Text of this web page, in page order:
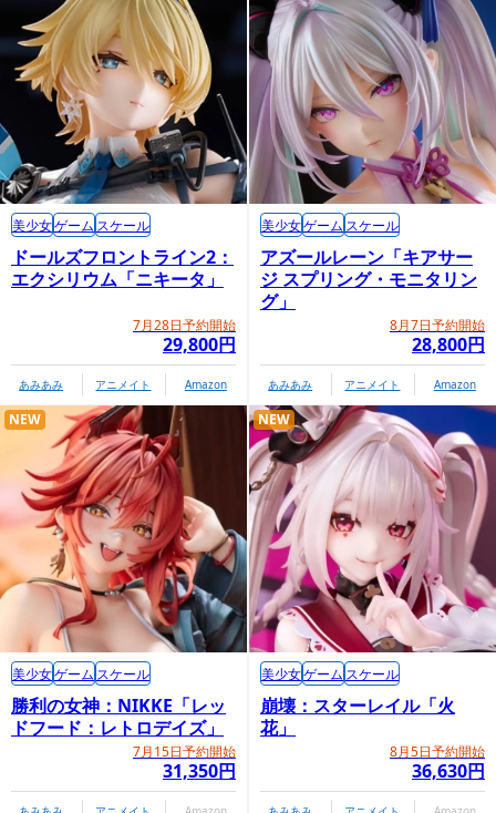
ドールズフロントライン2：
エクシリウム「ニキータ」
7月28日予約開始
29,800円
美少女ゲーム スケール
あみあみ アニメイト Amazon
アズールレーン「キアサー
ジ スプリング・モニタリン
グ」
8月7日予約開始
28,800円
美少女ゲーム スケール
あみあみ アニメイト Amazon
勝利の女神：NIKKE「レッ
ドフード：レトロデイズ」
7月15日予約開始
31,350円
NEW
美少女ゲーム スケール
崩壊：スターレイル「火
花」
8月5日予約開始
36,630円
NEW
美少女ゲーム スケール